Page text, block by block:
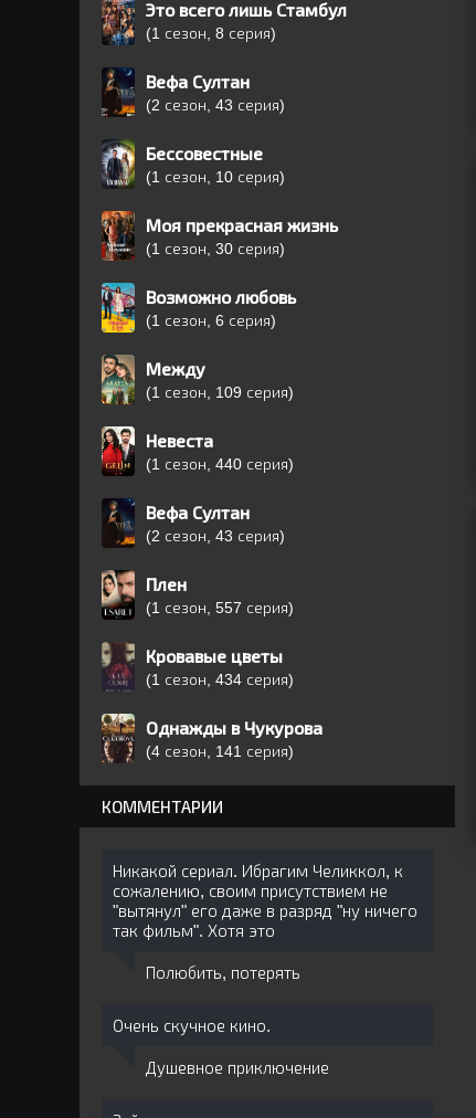
Это всего лишь Стамбул
(1 сезон, 8 серия)
Вефа Султан
(2 сезон, 43 серия)
Бессовестные
(1 сезон, 10 серия)
Моя прекрасная жизнь
(1 сезон, 30 серия)
Возможно любовь
(1 сезон, 6 серия)
Между
(1 сезон, 109 серия)
Невеста
(1 сезон, 440 серия)
Вефа Султан
(2 сезон, 43 серия)
Плен
(1 сезон, 557 серия)
Кровавые цветы
(1 сезон, 434 серия)
Однажды в Чукурова
(4 сезон, 141 серия)
КОММЕНТАРИИ
Никакой сериал. Ибрагим Челиккол, к
сожалению, своим присутствием не
"вытянул" его даже в разряд "ну ничего
так фильм". Хотя это
Полюбить, потерять
Очень скучное кино.
Душевное приключение